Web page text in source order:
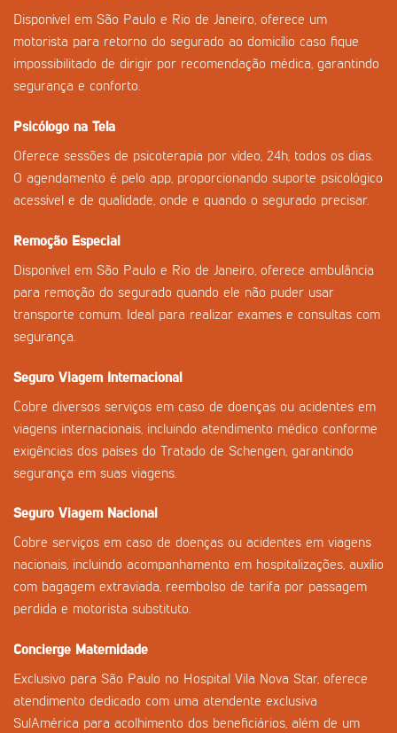
Disponível em São Paulo e Rio de Janeiro, oferece um
motorista para retorno do segurado ao domicílio caso fique
impossibilitado de dirigir por recomendação médica, garantindo
segurança e conforto.
Psicólogo na Tela
Oferece sessões de psicoterapia por vídeo, 24h, todos os dias.
O agendamento é pelo app, proporcionando suporte psicológico
acessível e de qualidade, onde e quando o segurado precisar.
Remoção Especial
Disponível em São Paulo e Rio de Janeiro, oferece ambulância
para remoção do segurado quando ele não puder usar
transporte comum. Ideal para realizar exames e consultas com
segurança.
Seguro Viagem Internacional
Cobre diversos serviços em caso de doenças ou acidentes em
viagens internacionais, incluindo atendimento médico conforme
exigências dos países do Tratado de Schengen, garantindo
segurança em suas viagens.
Seguro Viagem Nacional
Cobre serviços em caso de doenças ou acidentes em viagens
nacionais, incluindo acompanhamento em hospitalizações, auxílio
com bagagem extraviada, reembolso de tarifa por passagem
perdida e motorista substituto.
Concierge Maternidade
Exclusivo para São Paulo no Hospital Vila Nova Star, oferece
atendimento dedicado com uma atendente exclusiva
SulAmérica para acolhimento dos beneficiários, além de um